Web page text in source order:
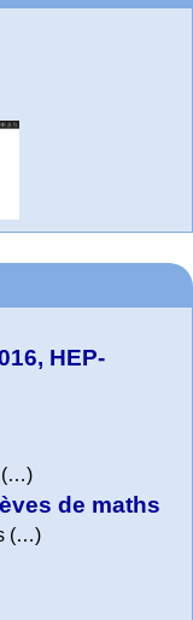
:
HEP-
(…)
de maths
(…)